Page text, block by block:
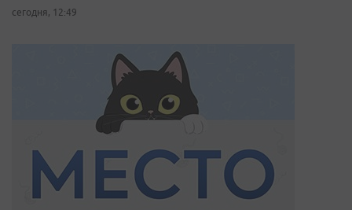
сегодня, 12:49